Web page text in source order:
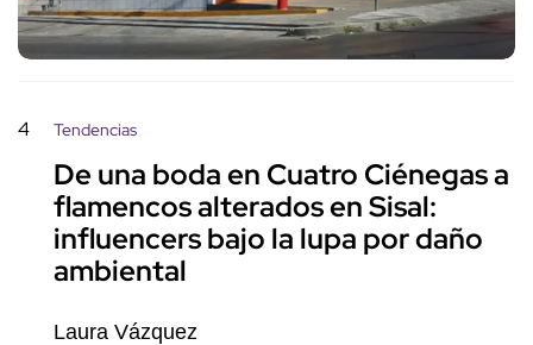
4 Tendencias
De una boda en Cuatro Ciénegas a
flamencos alterados en Sisal:
influencers bajo la lupa por daño
ambiental
Laura Vázquez